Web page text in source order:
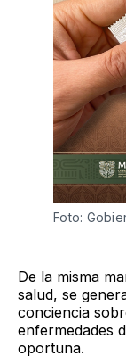
Foto:
De la misma
salud, se
conciencia
enfermedades
oportuna.